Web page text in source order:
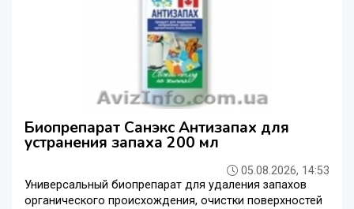
Биопрепарат Санэкс Антизапах для
устранения запаха 200 мл
05.08.2026, 14:53
Универсальный биопрепарат для удаления запахов
органического происхождения, очистки поверхностей